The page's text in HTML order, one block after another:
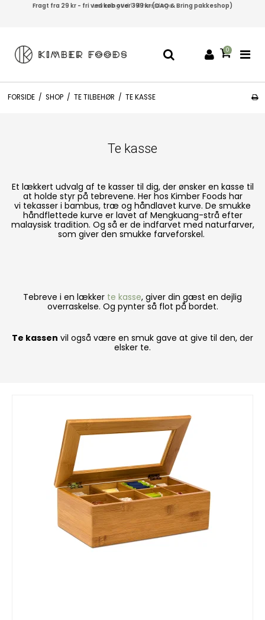
Fragt fra 29 kr - fri ved køb over 399 kr (DAO & Bring pakkeshop)
Leveringtid 1-4 hverdage
0
FORSIDE / SHOP / TE TILBEHØR / TE KASSE
Te kasse
Et lækkert udvalg af te kasser til dig, der ønsker en kasse til
at holde styr på tebrevene. Her hos Kimber Foods har
vi tekasser i bambus, træ og håndlavet kurve. De smukke
håndflettede kurve er lavet af Mengkuang-strå efter
malaysisk tradition. Og så er de indfarvet med naturfarver,
som giver den smukke farveforskel.
Tebreve i en lækker te kasse, giver din gæst en dejlig
overraskelse. Og pynter så flot på bordet.
Te kassen vil også være en smuk gave at give til den, der
elsker te.